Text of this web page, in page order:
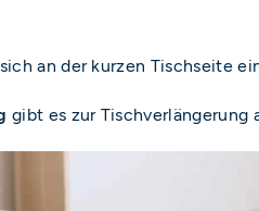
an der kurzen Tischseite
gibt es zur